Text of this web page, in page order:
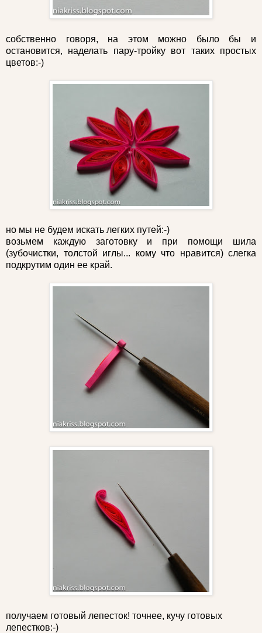
собственно говоря, на этом можно было бы и
остановится, наделать пару-тройку вот таких простых
цветов:-)
но мы не будем искать легких путей:-)
возьмем каждую заготовку и при помощи шила
(зубочистки, толстой иглы... кому что нравится) слегка
подкрутим один ее край.
получаем готовый лепесток! точнее, кучу готовых
лепестков:-)